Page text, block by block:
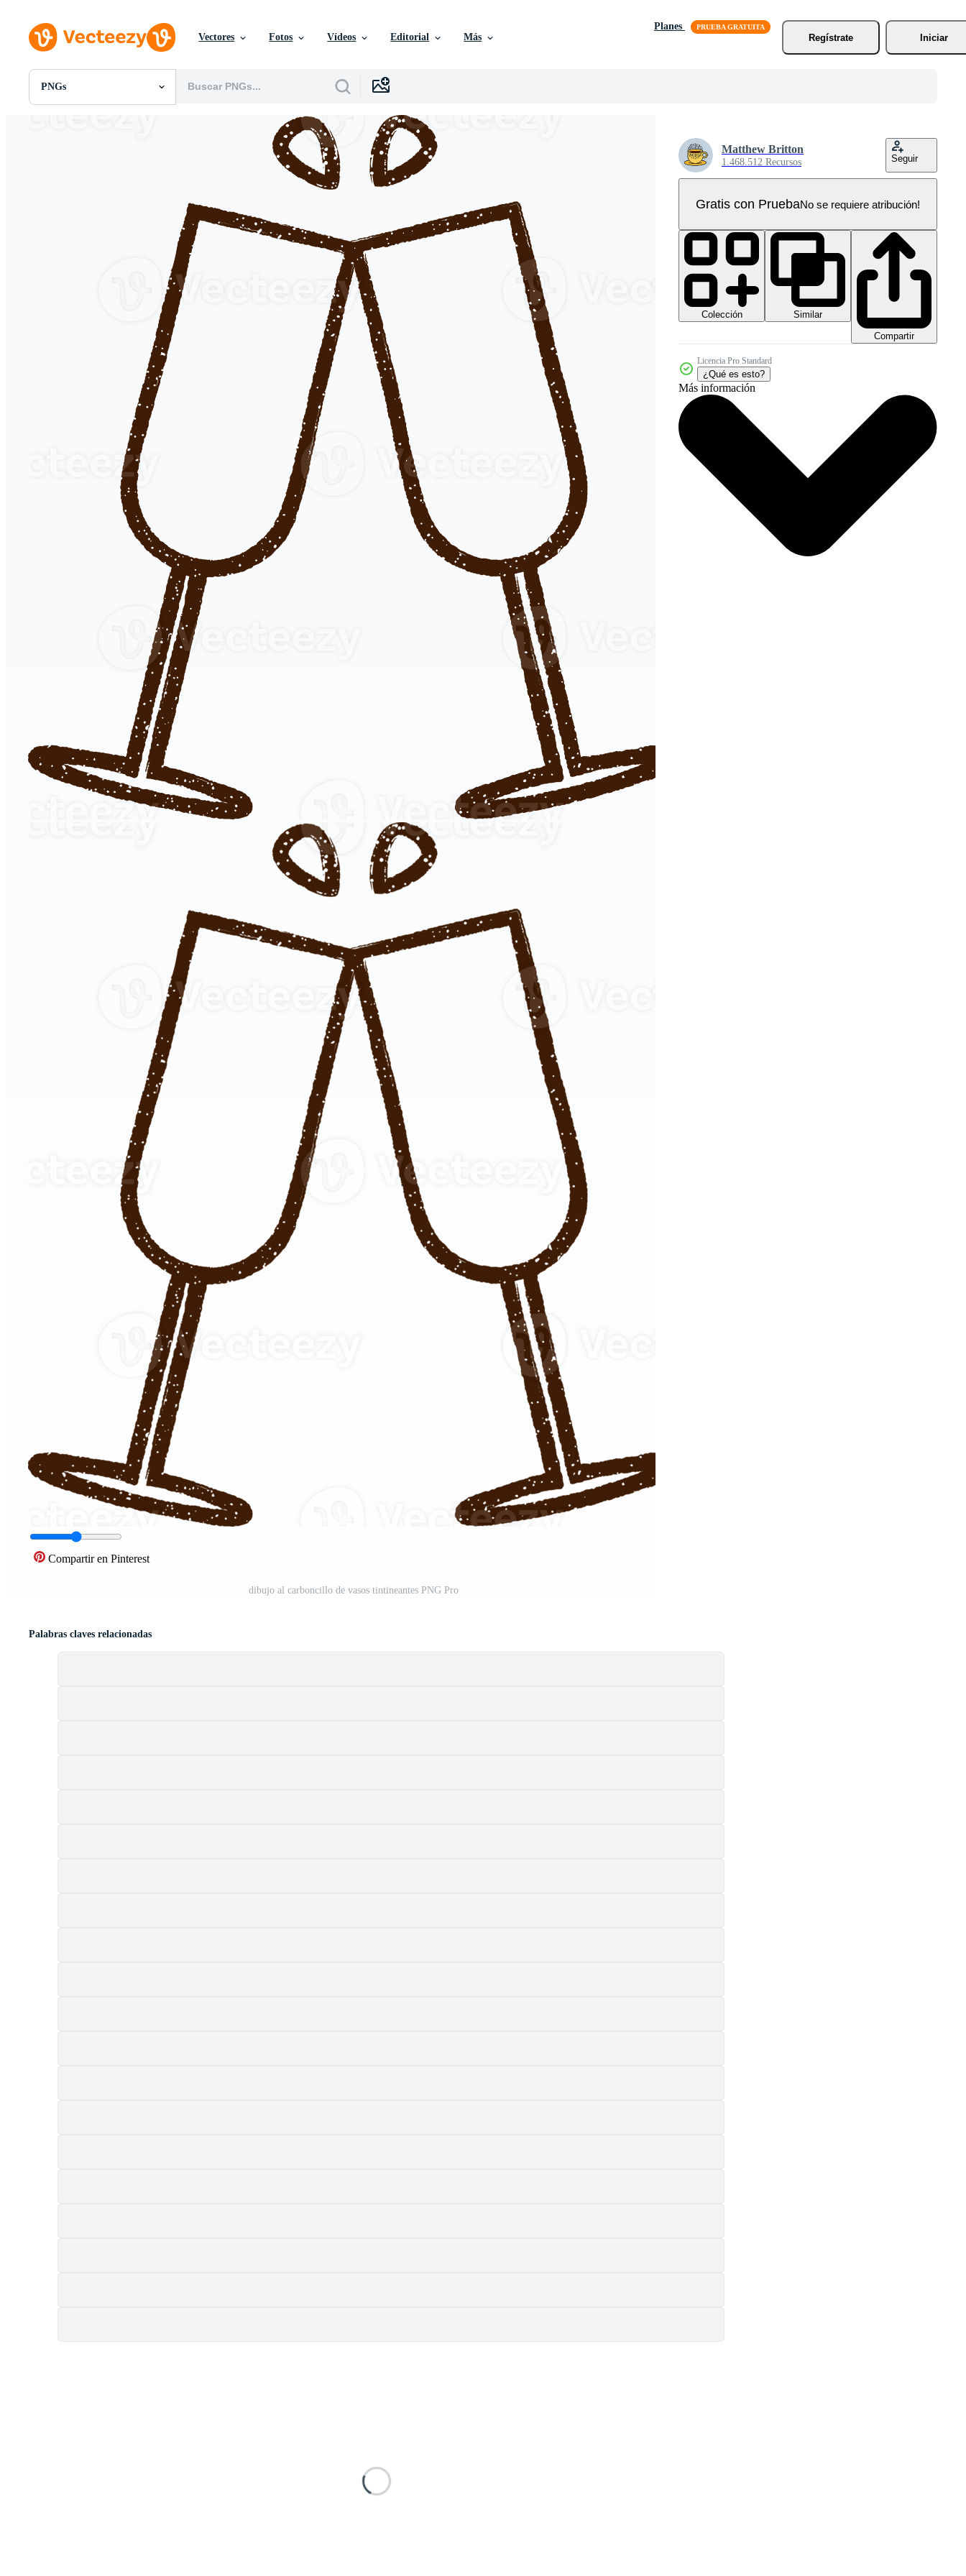
Vectores Fotos Vídeos Editorial Más
Planes
Regístrate
Iniciar
PNGs
Todas Imágenes
Compartir en Pinterest
dibujo al carboncillo de vasos tintineantes PNG Pro
Matthew Britton
1.468.512 Recursos Seguir
Gratis con PruebaNo se requiere atribución!
Colección
Similar
Compartir
Licencia Pro Standard
¿Qué es esto?
Más información
Palabras claves relacionadas